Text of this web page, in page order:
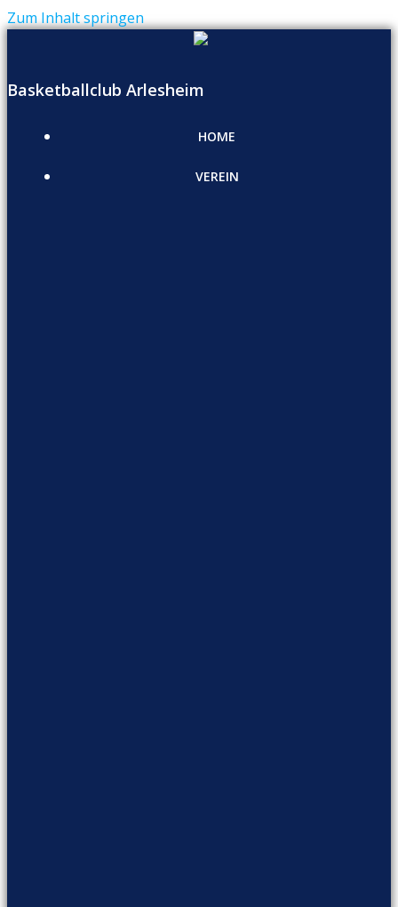
Zum Inhalt springen
Basketballclub Arlesheim
HOME
VEREIN